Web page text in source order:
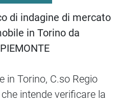
di indagine di mercato
in Torino da
in Torino, C.so Regio
intende verificare la